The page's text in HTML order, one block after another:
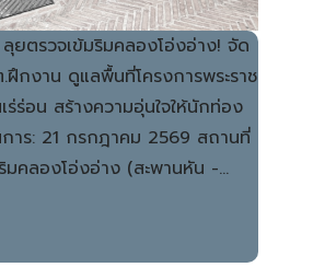
ยตรวจเข้มริมคลองโอ่งอ่าง! จัด
กงาน ดูแลพื้นที่โครงการพระราช
ร่อน สร้างความอุ่นใจให้นักท่อง
การ: 21 กรกฎาคม 2569 สถานที่
คลองโอ่งอ่าง (สะพานหัน -…